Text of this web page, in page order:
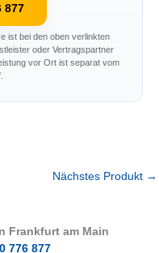
877
ist bei den oben verlinkten
oder Vertragspartner
vor Ort ist separat vom
Nächstes Produkt →
Frankfurt am Main
776 877